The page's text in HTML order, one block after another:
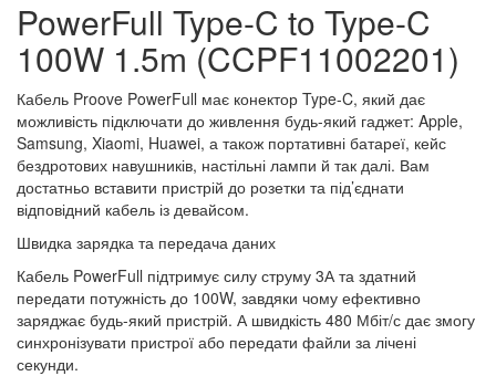
PowerFull Type-C to Type-C
100W 1.5m (CCPF11002201)
Кабель Proove PowerFull має конектор Type-C, який дає
можливість підключати до живлення будь-який гаджет: Apple,
Samsung, Xiaomi, Huawei, а також портативні батареї, кейс
бездротових навушників, настільні лампи й так далі. Вам
достатньо вставити пристрій до розетки та під’єднати
відповідний кабель із девайсом.
Швидка зарядка та передача даних
Кабель PowerFull підтримує силу струму 3А та здатний
передати потужність до 100W, завдяки чому ефективно
заряджає будь-який пристрій. А швидкість 480 Мбіт/с дає змогу
синхронізувати пристрої або передати файли за лічені
секунди.